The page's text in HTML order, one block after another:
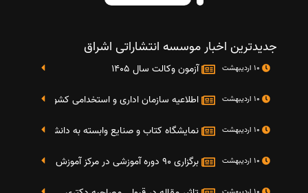
جدیدترین اخبار موسسه انتشاراتی اشراق
آزمون وکالت سال 1405
اطلاعیه سازمان اداری و استخدامی کشور در خصوص
نمایشگاه کتاب و صنایع وابسته به دانشگاه صنعتی شریف 4 الی 8 مهر
برگزاری 90 دوره آموزشی در مرکز آموزش فرهنگی دانشگاه علامه